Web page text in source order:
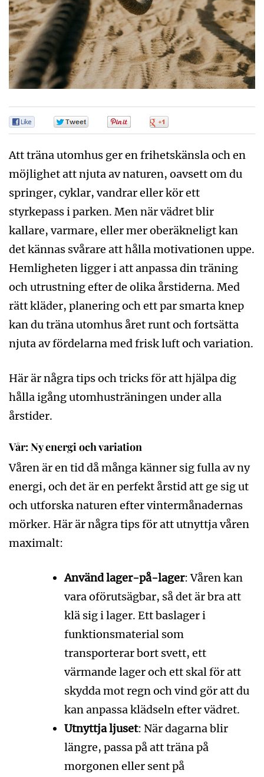
Att träna utomhus ger en frihetskänsla och en
möjlighet att njuta av naturen, oavsett om du
springer, cyklar, vandrar eller kör ett
styrkepass i parken. Men när vädret blir
kallare, varmare, eller mer oberäkneligt kan
det kännas svårare att hålla motivationen uppe.
Hemligheten ligger i att anpassa din träning
och utrustning efter de olika årstiderna. Med
rätt kläder, planering och ett par smarta knep
kan du träna utomhus året runt och fortsätta
njuta av fördelarna med frisk luft och variation.
Här är några tips och tricks för att hjälpa dig
hålla igång utomhusträningen under alla
årstider.
Vår: Ny energi och variation
Våren är en tid då många känner sig fulla av ny
energi, och det är en perfekt årstid att ge sig ut
och utforska naturen efter vintermånadernas
mörker. Här är några tips för att utnyttja våren
maximalt:
Använd lager-på-lager: Våren kan
vara oförutsägbar, så det är bra att
klä sig i lager. Ett baslager i
funktionsmaterial som
transporterar bort svett, ett
värmande lager och ett skal för att
skydda mot regn och vind gör att du
kan anpassa klädseln efter vädret.
Utnyttja ljuset: När dagarna blir
längre, passa på att träna på
morgonen eller sent på